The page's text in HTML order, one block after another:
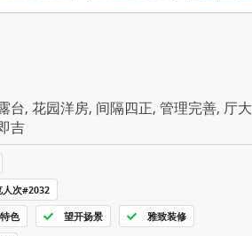
平方尺
台, 花园洋房, 间隔四正, 管理完善, 厅大
吉
次#2032
色 望开扬景 雅致装修